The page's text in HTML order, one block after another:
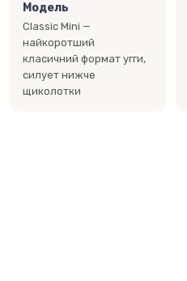
Модель
Classic Mini —
найкоротший
класичний формат угги,
силует нижче
щиколотки